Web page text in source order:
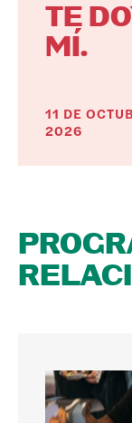
TE
MÍ.
11 DE
2026